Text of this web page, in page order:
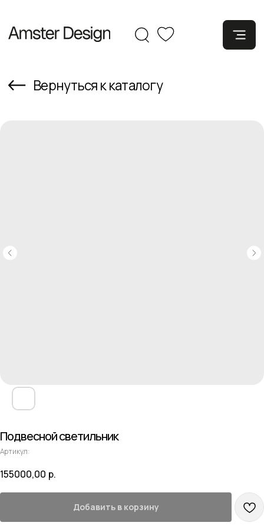
Подвесной светильник
Артикул:
155000,00 р.
Добавить в корзину